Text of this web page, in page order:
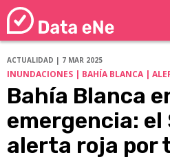
ACTUALIDAD | 7 MAR 2025
INUNDACIONES | BAHÍA BLANCA |
Bahía Blanca
emergencia: el
alerta roja por